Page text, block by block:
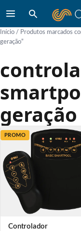
Início / Produtos marcados
geração”
geração
PROMO
Controlador